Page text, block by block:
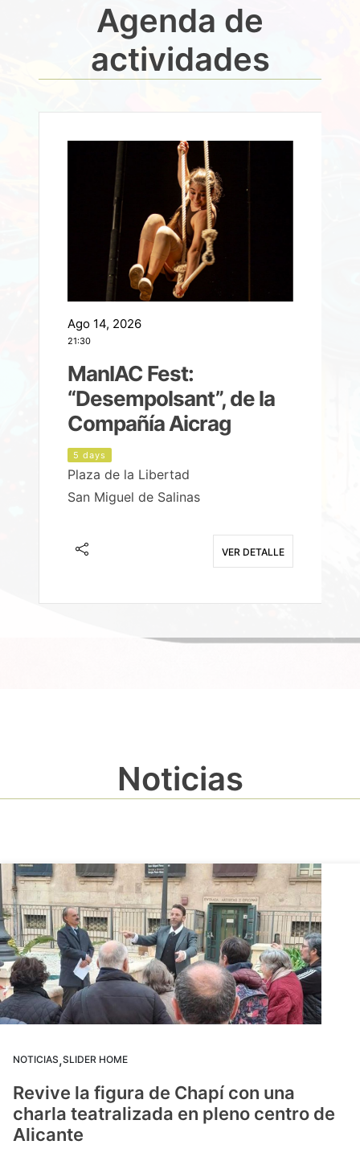
Agenda de
actividades
Ago 14, 2026
21:30
ManIAC Fest:
“Desempolsant”, de la
Compañía Aicrag
5 days
Plaza de la Libertad
San Miguel de Salinas
VER DETALLE
Noticias
NOTICIAS,SLIDER HOME
Revive la figura de Chapí con una
charla teatralizada en pleno centro de
Alicante